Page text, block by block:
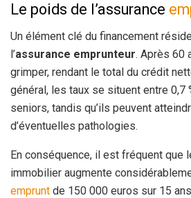
Le poids de l’assurance
Un élément clé du financement
l’assurance emprunteur. Après 60
grimper, rendant le total du crédit
général, les taux se situent entre 0,7
seniors, tandis qu’ils peuvent
d’éventuelles pathologies.
En conséquence, il est fréquent que
immobilier augmente
emprunt de 150 000 euros sur 15